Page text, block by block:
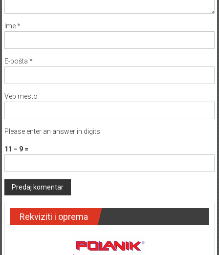
Ime*
E-pošta *
Veb mesto
Please enter an answer in digits:
11 − 9 =
Rekviziti i oprema